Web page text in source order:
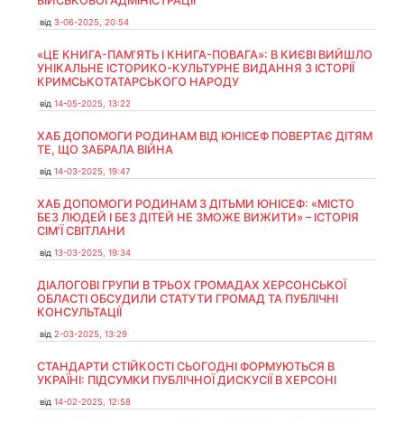
від 3-06-2025, 20:54
«ЦЕ КНИГА-ПАМ’ЯТЬ І КНИГА-ПОВАГА»: В КИЄВІ ВИЙШЛО
УНІКАЛЬНЕ ІСТОРИКО-КУЛЬТУРНЕ ВИДАННЯ З ІСТОРІЇ
КРИМСЬКОТАТАРСЬКОГО НАРОДУ
від 14-05-2025, 13:22
ХАБ ДОПОМОГИ РОДИНАМ ВІД ЮНІСЕФ ПОВЕРТАЄ ДІТЯМ
ТЕ, ЩО ЗАБРАЛА ВІЙНА
від 14-03-2025, 19:47
ХАБ ДОПОМОГИ РОДИНАМ З ДІТЬМИ ЮНІСЕФ: «МІСТО
БЕЗ ЛЮДЕЙ І БЕЗ ДІТЕЙ НЕ ЗМОЖЕ ВИЖИТИ» – ІСТОРІЯ
СІМʼЇ СВІТЛАНИ
від 13-03-2025, 19:34
ДІАЛОГОВІ ГРУПИ В ТРЬОХ ГРОМАДАХ ХЕРСОНСЬКОЇ
ОБЛАСТІ ОБСУДИЛИ СТАТУТИ ГРОМАД ТА ПУБЛІЧНІ
КОНСУЛЬТАЦІЇ
від 2-03-2025, 13:29
СТАНДАРТИ СТІЙКОСТІ СЬОГОДНІ ФОРМУЮТЬСЯ В
УКРАЇНІ: ПІДСУМКИ ПУБЛІЧНОЇ ДИСКУСІЇ В ХЕРСОНІ
від 14-02-2025, 12:58